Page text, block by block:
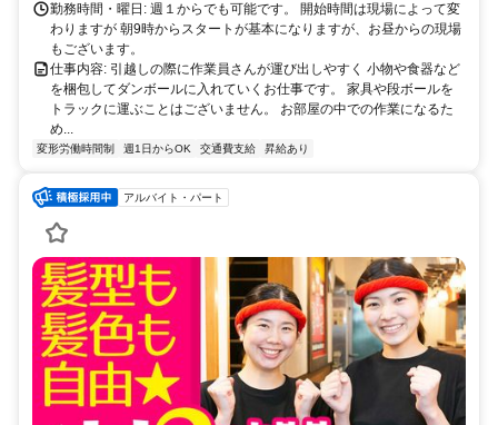
勤務時間・曜日: 週１からでも可能です。 開始時間は現場によって変
わりますが 朝9時からスタートが基本になりますが、お昼からの現場
もございます。
仕事内容: 引越しの際に作業員さんが運び出しやすく 小物や食器など
を梱包してダンボールに入れていくお仕事です。 家具や段ボールを
トラックに運ぶことはございません。 お部屋の中での作業になるた
め...
変形労働時間制 週1日からOK 交通費支給 昇給あり
アルバイト・パート